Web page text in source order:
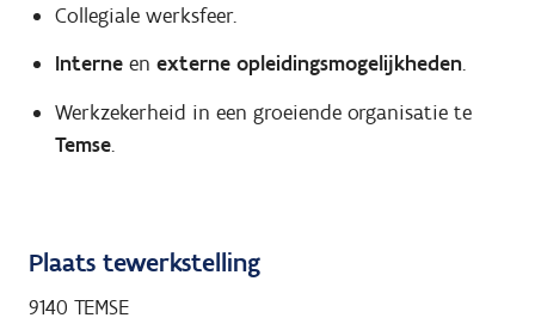
Collegiale werksfeer.
Interne en externe opleidingsmogelijkheden.
Werkzekerheid in een groeiende organisatie te
Temse.
Plaats tewerkstelling
9140 TEMSE